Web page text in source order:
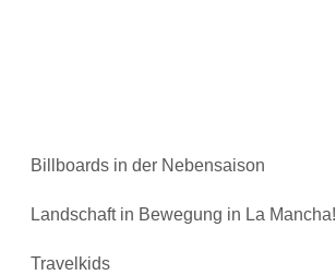
Billboards in der Nebensaison
Landschaft in Bewegung in La Mancha!
Travelkids